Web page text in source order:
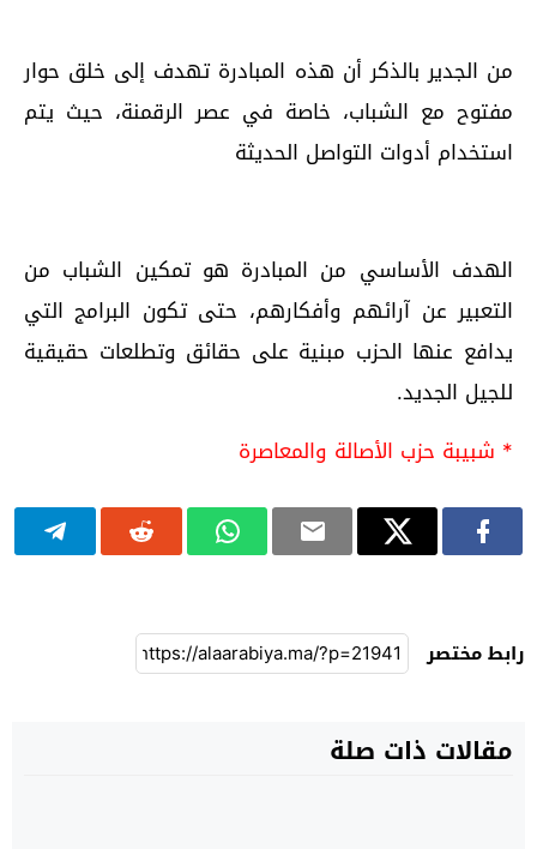
من الجدير بالذكر أن هذه المبادرة تهدف إلى خلق حوار
مفتوح مع الشباب، خاصة في عصر الرقمنة، حيث يتم
استخدام أدوات التواصل الحديثة
الهدف الأساسي من المبادرة هو تمكين الشباب من
التعبير عن آرائهم وأفكارهم، حتى تكون البرامج التي
يدافع عنها الحزب مبنية على حقائق وتطلعات حقيقية
للجيل الجديد.
* شبيبة حزب الأصالة والمعاصرة
رابط مختصر
مقالات ذات صلة